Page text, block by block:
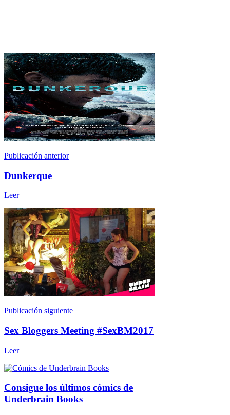
Publicación anterior
Dunkerque
Leer
Publicación siguiente
Sex Bloggers Meeting #SexBM2017
Leer
Consigue los últimos cómics de
Underbrain Books